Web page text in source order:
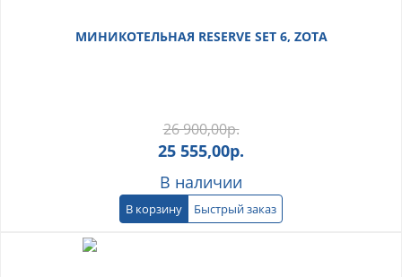
МИНИКОТЕЛЬНАЯ RESERVE SET 6, ZOTA
26 900,00р.
25 555,00р.
В наличии
В корзину Быстрый заказ